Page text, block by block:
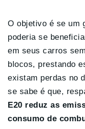
O objetivo é se um
poderia se
em seus carros
blocos, prestando
existam perdas no
se sabe é que,
E20 reduz as
consumo de